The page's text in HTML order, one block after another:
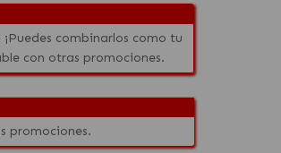
combinarlos como tu
con otras promociones.
promociones.